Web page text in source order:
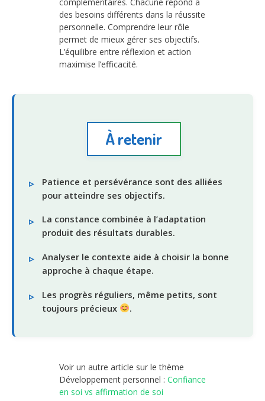
des besoins différents dans la réussite
personnelle. Comprendre leur rôle
permet de mieux gérer ses objectifs.
L’équilibre entre réflexion et action
maximise l’efficacité.
À retenir
Patience et persévérance sont des alliées
pour atteindre ses objectifs.
La constance combinée à l’adaptation
produit des résultats durables.
Analyser le contexte aide à choisir la bonne
approche à chaque étape.
Les progrès réguliers, même petits, sont
toujours précieux
.
Voir un autre article sur le thème
Développement personnel : Confiance
en soi vs affirmation de soi